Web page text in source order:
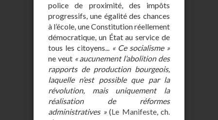
police de proximité, des impôts
progressifs, une égalité des chances
à l’école, une Constitution réellement
démocratique, un État au service de
tous les citoyens... « Ce socialisme »
ne veut « aucunement l’abolition des
rapports de production bourgeois,
laquelle n’est possible que par la
révolution, mais uniquement la
réalisation de réformes
administratives »(Le Manifeste, ch.